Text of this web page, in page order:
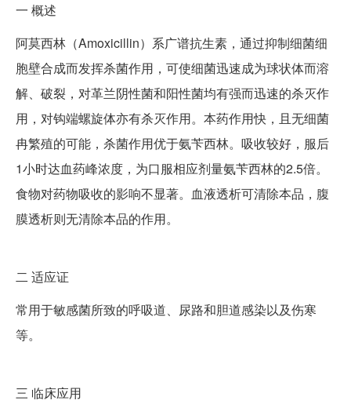
一 概述
阿莫西林（Amoxicillin）系广谱抗生素，通过抑制细菌细
胞壁合成而发挥杀菌作用，可使细菌迅速成为球状体而溶
解、破裂，对革兰阴性菌和阳性菌均有强而迅速的杀灭作
用，对钩端螺旋体亦有杀灭作用。本药作用快，且无细菌
冉繁殖的可能，杀菌作用优于氨苄西林。吸收较好，服后
1小时达血药峰浓度，为口服相应剂量氨苄西林的2.5倍。
食物对药物吸收的影响不显著。血液透析可清除本品，腹
膜透析则无清除本品的作用。
二 适应证
常用于敏感菌所致的呼吸道、尿路和胆道感染以及伤寒
等。
三 临床应用